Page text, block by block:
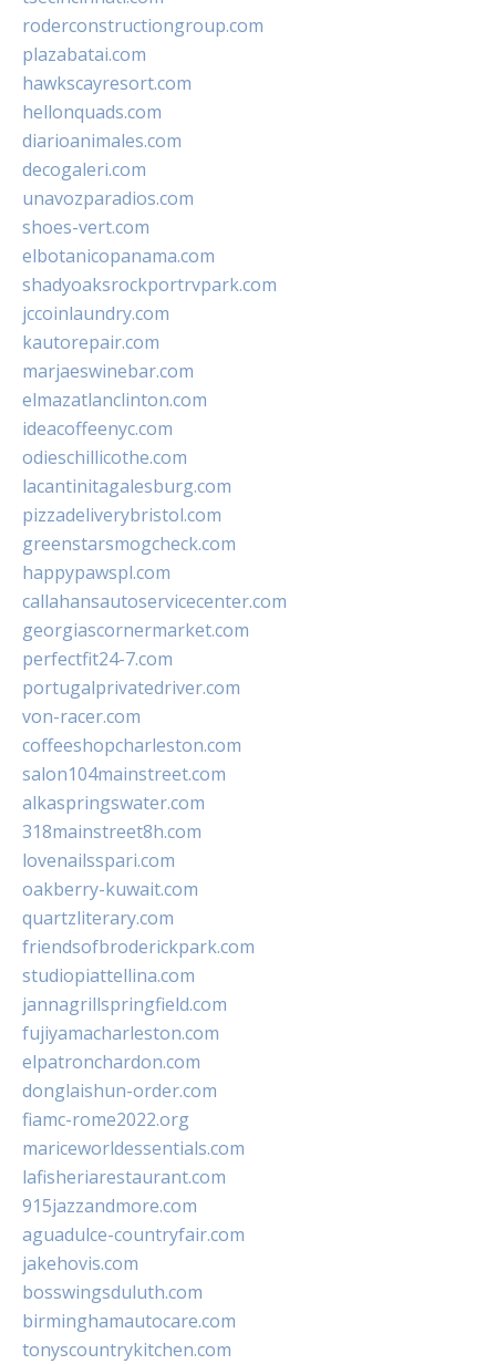
roderconstructiongroup.com
plazabatai.com
hawkscayresort.com
hellonquads.com
diarioanimales.com
decogaleri.com
unavozparadios.com
shoes-vert.com
elbotanicopanama.com
shadyoaksrockportrvpark.com
jccoinlaundry.com
kautorepair.com
marjaeswinebar.com
elmazatlanclinton.com
ideacoffeenyc.com
odieschillicothe.com
lacantinitagalesburg.com
pizzadeliverybristol.com
greenstarsmogcheck.com
happypawspl.com
callahansautoservicecenter.com
georgiascornermarket.com
perfectfit24-7.com
portugalprivatedriver.com
von-racer.com
coffeeshopcharleston.com
salon104mainstreet.com
alkaspringswater.com
318mainstreet8h.com
lovenailsspari.com
oakberry-kuwait.com
quartzliterary.com
friendsofbroderickpark.com
studiopiattellina.com
jannagrillspringfield.com
fujiyamacharleston.com
elpatronchardon.com
donglaishun-order.com
fiamc-rome2022.org
mariceworldessentials.com
lafisheriarestaurant.com
915jazzandmore.com
aguadulce-countryfair.com
jakehovis.com
bosswingsduluth.com
birminghamautocare.com
tonyscountrykitchen.com